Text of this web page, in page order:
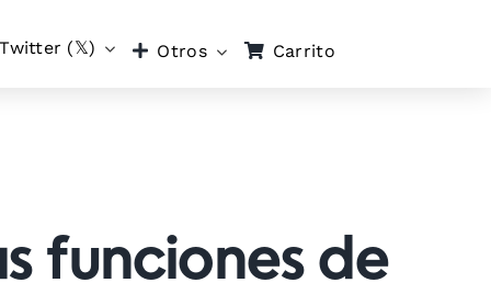
Twitter (𝕏) Otros Carrito
funciones de